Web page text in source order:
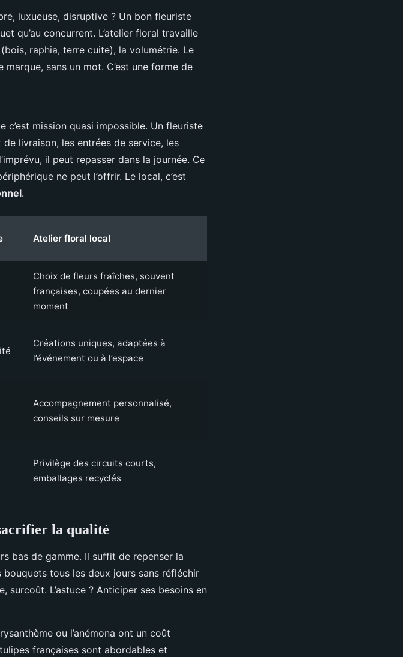
luxueuse, disruptive ? Un bon fleuriste
qu’au concurrent. L’atelier floral travaille
raphia, terre cuite), la volumétrie. Le
sans un mot. C’est une forme de
c’est mission quasi impossible. Un fleuriste
de livraison, les entrées de service, les
il peut repasser dans la journée. Ce
ne peut l’offrir. Le local, c’est
.
Atelier floral local
Choix de fleurs fraîches, souvent
françaises, coupées au dernier
moment
Créations uniques, adaptées à
l’événement ou à l’espace
Accompagnement personnalisé,
conseils sur mesure
Privilège des circuits courts,
emballages recyclés
la qualité
bas de gamme. Il suffit de repenser la
tous les deux jours sans réfléchir
surcoût. L’astuce ? Anticiper ses besoins en
ou l’anémona ont un coût
françaises sont abordables et